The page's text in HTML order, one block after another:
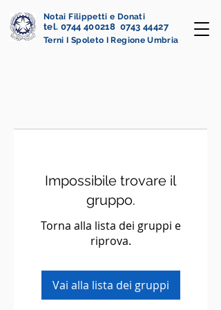
Notai Filippetti e Donati
tel. 0744 400218 0743 44427
Terni I Spoleto I Regione Umbria
Impossibile trovare il
gruppo.
Torna alla lista dei gruppi e
riprova.
Vai alla lista dei gruppi